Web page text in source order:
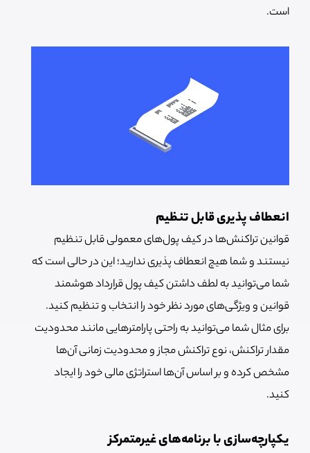
است.
انعطاف پذیری قابل تنظیم
قوانین تراکنش‌ها در کیف پول‌های معمولی قابل تنظیم
نیستند و شما هیچ انعطاف پذیری ندارید؛ این در حالی است که
شما می‌توانید به لطف داشتن کیف پول قرارداد هوشمند
قوانین و ویژگی‌های مورد نظر خود را انتخاب و تنظیم کنید.
برای مثال شما می‌توانید به راحتی پارامترهایی مانند محدودیت
مقدار تراکنش، نوع تراکنش مجاز و محدودیت زمانی آن‌ها
مشخص کرده و بر اساس آن‌ها استراتژی مالی خود را ایجاد
کنید.
یکپارچه‌سازی با برنامه‌های غیرمتمرکز